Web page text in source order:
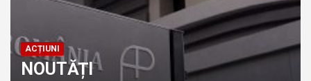
ACȚIUNI
NOUTĂȚI